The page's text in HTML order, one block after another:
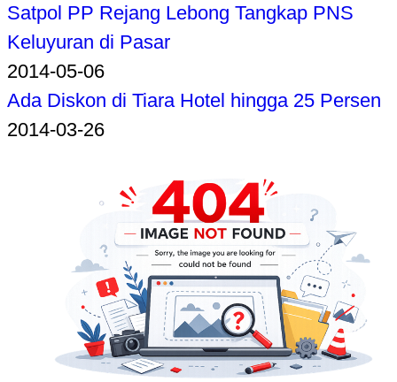
Satpol PP Rejang Lebong Tangkap PNS
Keluyuran di Pasar
2014-05-06
Ada Diskon di Tiara Hotel hingga 25 Persen
2014-03-26